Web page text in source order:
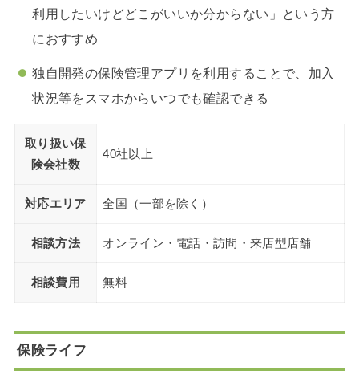
利用したいけどどこがいいか分からない」という方
におすすめ
独自開発の保険管理アプリを利用することで、加入
状況等をスマホからいつでも確認できる
取り扱い保
険会社数
40社以上
対応エリア 全国（一部を除く）
相談方法 オンライン・電話・訪問・来店型店舗
相談費用 無料
保険ライフ